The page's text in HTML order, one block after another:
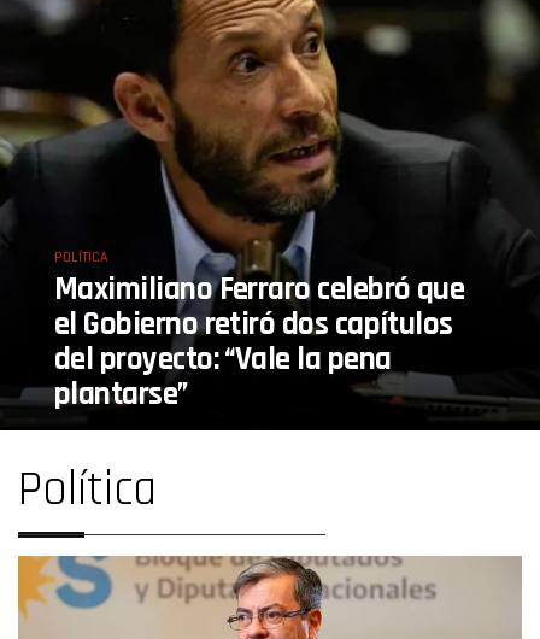
POLÍTICA
Maximiliano Ferraro celebró que
el Gobierno retiró dos capítulos
del proyecto: “Vale la pena
plantarse”
Política